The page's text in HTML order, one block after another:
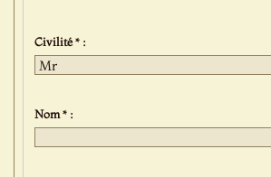
Civilité * :
Nom * :